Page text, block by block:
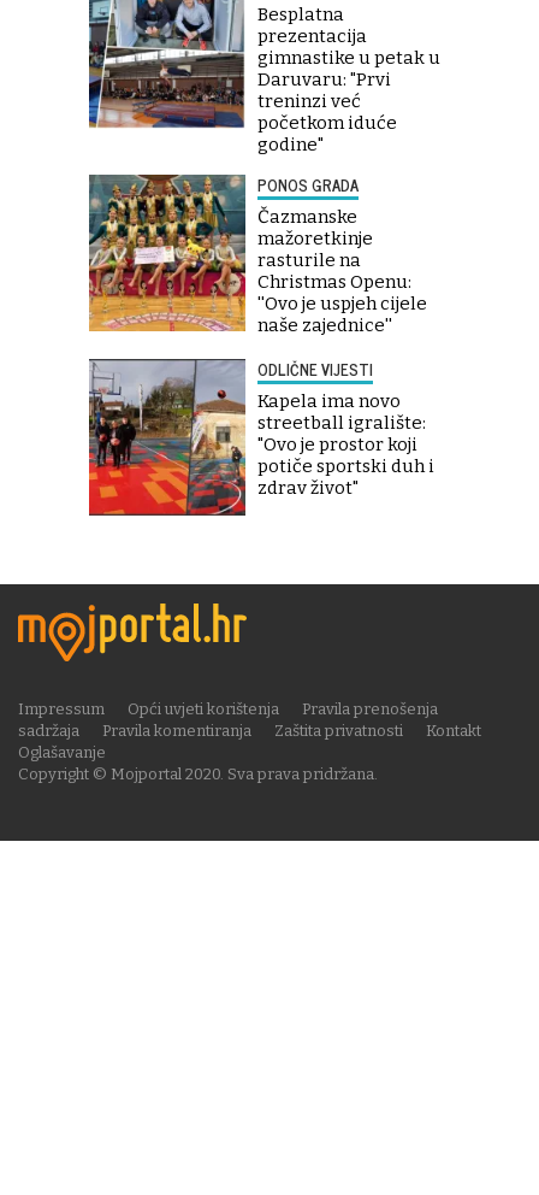
Besplatna
prezentacija
gimnastike u petak u
Daruvaru: "Prvi
treninzi već
početkom iduće
godine"
PONOS GRADA
Čazmanske
mažoretkinje
rasturile na
Christmas Openu:
''Ovo je uspjeh cijele
naše zajednice''
ODLIČNE VIJESTI
Kapela ima novo
streetball igralište:
"Ovo je prostor koji
potiče sportski duh i
zdrav život"
Copyright © Mojportal 2020. Sva prava pridržana.
Impressum Opći uvjeti korištenja
Pravila prenošenja
sadržaja
Pravila komentiranja Zaštita privatnosti
Kontakt
Oglašavanje